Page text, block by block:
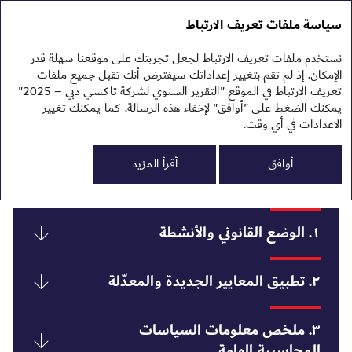
التقرير السنوي 2025
تقرير الاستدامة 2025
إيضاحات حول البيانات
المالية الموحدة
للسنة المنتهية في ٣١ ديسمبر ٢٠٢٥
١. الوضع القانوني والأنشطة
تأسست شركة تاكسي دبي ش.م.ع. («شركة تاكسي دبي» أو
(المرسوم الأصلي). بدأت الشركة عملياتها في ٢٠ مايو ١٩٩٥.
٢. تطبيق المعايير الجديدة والمعدّلة
٢‑١ المعايير الدولية لاعداد التقارير المالية
٣. ملخص معلومات السياسات
سياسة ملفات تعريف الارتباط
نستخدم ملفات تعريف الارتباط لجعل تجربتك على موقعنا سهلة قدر
الإمكان. إذ لم تقم بتغيير إعداداتك سيفترض أنك تقبل جميع ملفات
تعريف الارتباط في الموقع "التقرير السنوي لشركة تاكسي دبي – 2025"
يمكنك الضغط على "أوافق" لإخفاء هذه الرسالة. كما يمكنك تغيير
الاعدادات في أي وقت.
أوافق
أقرأ المزيد